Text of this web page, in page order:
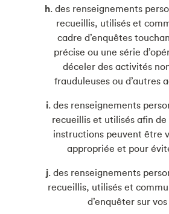
h. des renseignements
recueillis, utilisés et
cadre d’enquêtes
précise ou une série
déceler des activités
frauduleuses ou d’autres
i. des renseignements
recueillis et utilisés afin de
instructions peuvent être
appropriée et pour
j. des renseignements
recueillis, utilisés et
d’enquêter sur